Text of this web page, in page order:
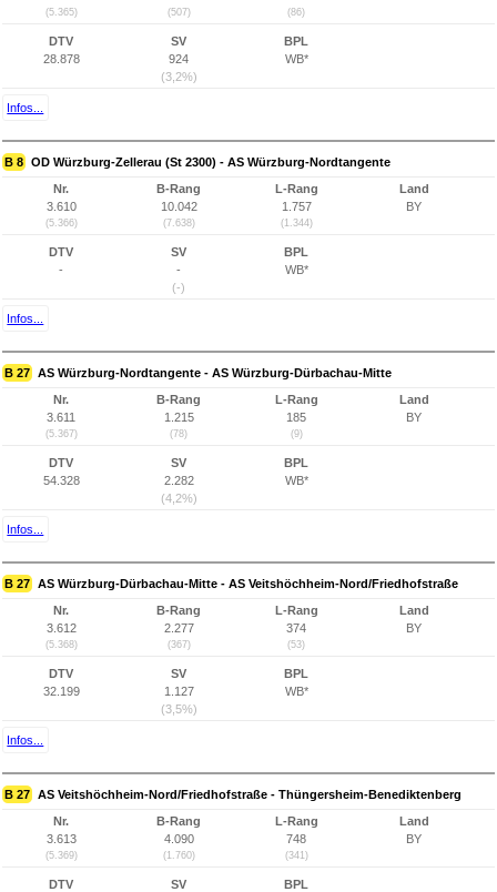
(5.365) (507) (86)
DTV
28.878
SV
924
(3,2%)
BPL
WB*
Infos...
B 8 OD Würzburg-Zellerau (St 2300) - AS Würzburg-Nordtangente
Nr.
3.610
(5.366)
B-Rang
10.042
(7.638)
L-Rang
1.757
(1.344)
Land
BY
DTV
-
SV
-
(-)
BPL
WB*
Infos...
B 27 AS Würzburg-Nordtangente - AS Würzburg-Dürbachau-Mitte
Nr.
3.611
(5.367)
B-Rang
1.215
(78)
L-Rang
185
(9)
Land
BY
DTV
54.328
SV
2.282
(4,2%)
BPL
WB*
Infos...
B 27 AS Würzburg-Dürbachau-Mitte - AS Veitshöchheim-Nord/Friedhofstraße
Nr.
3.612
(5.368)
B-Rang
2.277
(367)
L-Rang
374
(53)
Land
BY
DTV
32.199
SV
1.127
(3,5%)
BPL
WB*
Infos...
B 27 AS Veitshöchheim-Nord/Friedhofstraße - Thüngersheim-Benediktenberg
Nr.
3.613
(5.369)
B-Rang
4.090
(1.760)
L-Rang
748
(341)
Land
BY
DTV
SV
BPL